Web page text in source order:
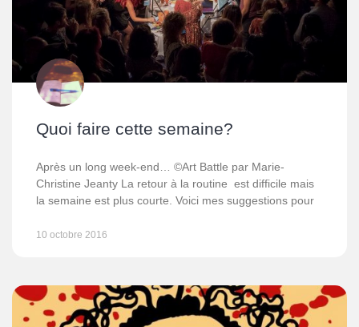
Quoi faire cette semaine?
Après un long week-end… ©Art Battle par Marie-
Christine Jeanty La retour à la routine est difficile mais
la semaine est plus courte. Voici mes suggestions pour
10 octobre 2016